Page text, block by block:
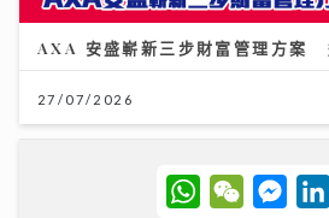
AXA 安盛嶄新三步財富管理方案
27/07/2026
W
h
W
e
M
e